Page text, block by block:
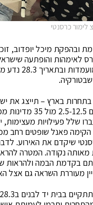
לימור כרסנטי
ובהפקת מיכל
ששלחו
בארץ – תייצג את
שלל פעילויות מעצימות,
פאנל שופטים רחב
שיקדם את האירוע.
בקדמת הבמה ולהראות
מעוררת השראה גם אצל
יד לבנים ב28.3 באשדוד . מחיר כרטיס לצרכן -68₪ .